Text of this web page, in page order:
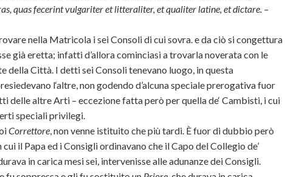
quas fecerint vulgariter et litteraliter, et qualiter latine, et dictare. –
nella Matricola i sei Consoli di cui sovra. e da ciò si congettura
già eretta; infatti d’allora cominciasi a trovarla noverata con le
della Città. I detti sei Consoli tenevano luogo, in questa
l‘altre, non godendo d’alcuna speciale prerogativa fuor
delle altre Arti – eccezione fatta però per quella de‘ Cambisti, i cui
speciali privilegi.
Correttore, non venne istituito che più tardi. È fuor di dubbio però
il Papa ed i Consigli ordinavano che il Capo del Collegio de’
in carica mesi sei, intervenisse alle adunanze dei Consigli.